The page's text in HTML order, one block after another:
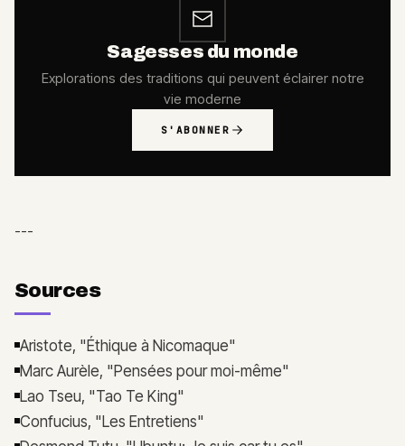
Sagesses du monde
Explorations des traditions qui peuvent éclairer notre
vie moderne
S'ABONNER
---
Sources
Aristote, "Éthique à Nicomaque"
Marc Aurèle, "Pensées pour moi-même"
Lao Tseu, "Tao Te King"
Confucius, "Les Entretiens"